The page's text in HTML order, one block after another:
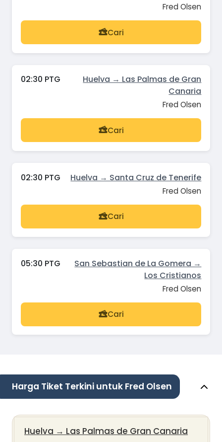
Fred Olsen
Cari
02:30 PTG
Huelva → Las Palmas de Gran
Canaria
Fred Olsen
Cari
02:30 PTG Huelva → Santa Cruz de Tenerife
Fred Olsen
Cari
05:30 PTG
San Sebastian de La Gomera →
Los Cristianos
Fred Olsen
Cari
Harga Tiket Terkini untuk Fred Olsen
Huelva → Las Palmas de Gran Canaria